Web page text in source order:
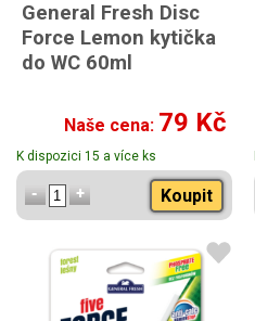
General Fresh Disc
Force Lemon kytička
do WC 60ml
Naše cena: 79 Kč
K dispozici 15 a více ks
Koupit